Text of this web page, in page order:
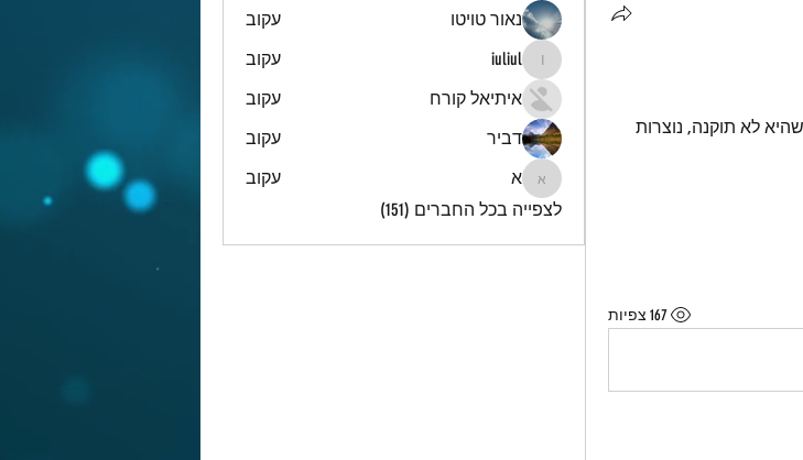
167 צפיות
נאור טויטו
עקוב
iuliul
iuliul
עקוב
איתיאל קורח
עקוב
דביר
עקוב
א
עקוב
לצפייה בכל החברים (151)